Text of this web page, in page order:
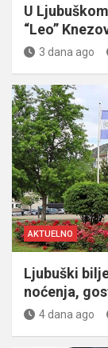
U
“Leo”
3 dana ago
AKTUELNO
Ljubuški
noćenja,
4 dana ago